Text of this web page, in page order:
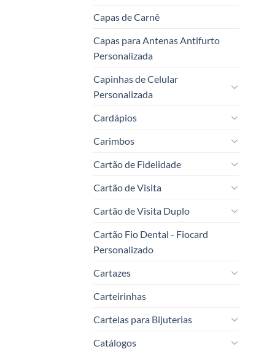
Capas de Carnê
Capas para Antenas Antifurto
Personalizada
Capinhas de Celular
Personalizada
Cardápios
Carimbos
Cartão de Fidelidade
Cartão de Visita
Cartão de Visita Duplo
Cartão Fio Dental - Fiocard
Personalizado
Cartazes
Carteirinhas
Cartelas para Bijuterias
Catálogos